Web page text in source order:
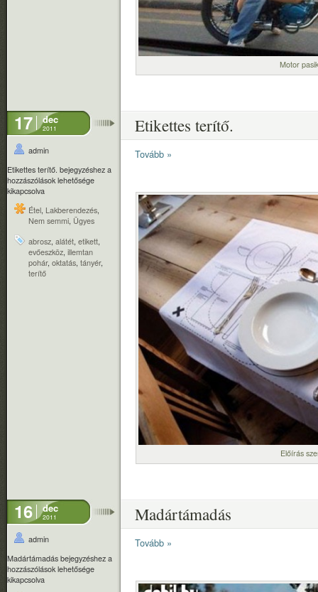
Motor
17 dec
2011
admin
Etikettes terítő. bejegyzéshez a
hozzászólások lehetősége
kikapcsolva
Étel Lakberendezés
Nem semmi Ügyes
abrosz alátét etikett
evőeszköz illemtan
pohár, oktatás tányér,
terítő
Etikettes terítő.
Tovább »
Előírás
16 dec
2011
admin
Madártámadás bejegyzéshez a
hozzászólások lehetősége
kikapcsolva
Madártámadás
Tovább »